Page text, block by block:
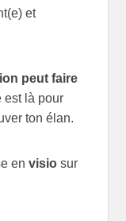
et
peut faire
est là pour
ton élan.
en visio sur